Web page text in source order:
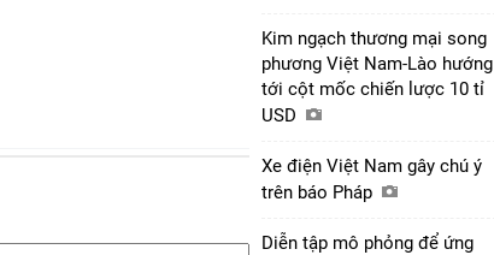
Kim ngạch thương mại song
phương Việt Nam-Lào hướng
tới cột mốc chiến lược 10 tỉ
USD
Xe điện Việt Nam gây chú ý
trên báo Pháp
Diễn tập mô phỏng để ứng